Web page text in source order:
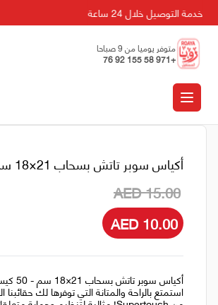
خدمة التوصيل خلال 24 ساعة
متوفر يوميا من 9 صباحا
الى 5 مسائا
+971 58 155 92 76
أكياس سوبر تاتش بسحاب 21×18 سم - 50 كيس
AED 15.00
AED 10.00
أكياس سوبر تاتش بسحاب 21×18 سم - 50 كيس - 12.00
استمتع بالراحة والمتانة التي توفرها لك